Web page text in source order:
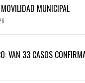
MUNICIPAL
VAN 33 CASOS